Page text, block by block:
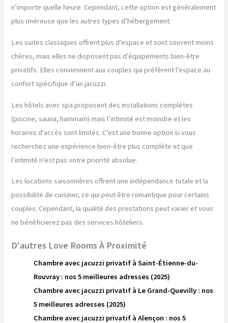
n’importe quelle heure. Cependant, cette option est généralement
plus onéreuse que les autres types d’hébergement.
Les suites classiques offrent plus d’espace et sont souvent moins
chères, mais elles ne disposent pas d’équipements bien-être
privatifs. Elles conviennent aux couples qui préfèrent l’espace au
confort spécifique d’un jacuzzi.
Les hôtels avec spa proposent des installations complètes
(piscine, sauna, hammam) mais l’intimité est moindre et les
horaires d’accès sont limités. C’est une bonne option si vous
recherchez une expérience bien-être plus complète et que
l’intimité n’est pas votre priorité absolue.
Les locations saisonnières offrent une indépendance totale et la
possibilité de cuisiner, ce qui peut être romantique pour certains
couples. Cependant, la qualité des prestations peut varier et vous
ne bénéficierez pas des services hôteliers.
D'autres Love Rooms À Proximité
Chambre avec jacuzzi privatif à Saint-Étienne-du-
Rouvray : nos 5 meilleures adresses (2025)
Chambre avec jacuzzi privatif à Le Grand-Quevilly : nos
5 meilleures adresses (2025)
Chambre avec jacuzzi privatif à Alençon : nos 5